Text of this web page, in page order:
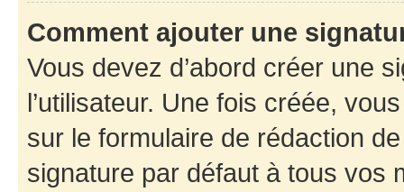
Comment ajouter une
Vous devez d’abord créer une
l’utilisateur. Une fois créée,
sur le formulaire de rédaction
signature par défaut à tous vos